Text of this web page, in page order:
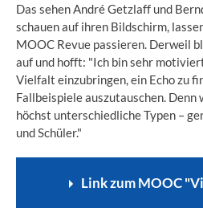
Das sehen André Getzlaff und
schauen auf ihren Bildschirm,
MOOC Revue passieren. Derweil
auf und hofft: "Ich bin sehr
Vielfalt einzubringen, ein Echo zu
Fallbeispiele auszutauschen. Denn
höchst unterschiedliche Typen –
und Schüler."
Link zum MOOC